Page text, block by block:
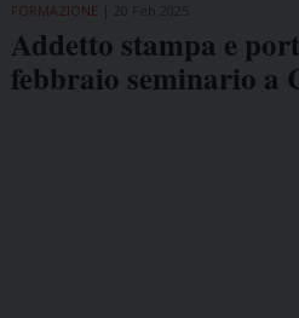
FORMAZIONE
Addetto stampa e
febbraio seminario a